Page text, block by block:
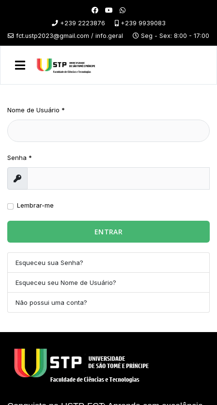
+239 2223876
+239 9939083
fct.ustp2023@gmail.com / info.geral
Seg - Sex: 8:00 - 17:00
Nome de Usuário *
Senha *
Exibir
Lembrar-me
ENTRAR
Esqueceu sua Senha?
Esqueceu seu Nome de Usuário?
Não possui uma conta?